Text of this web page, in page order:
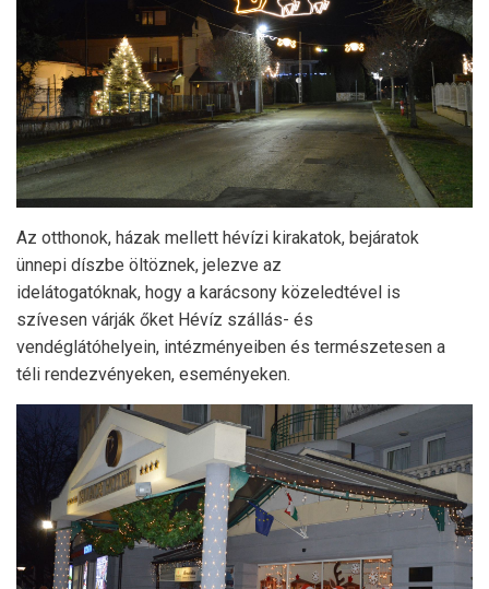
Az otthonok, házak mellett hévízi kirakatok, bejáratok
ünnepi díszbe öltöznek, jelezve az
idelátogatóknak, hogy a karácsony közeledtével is
szívesen várják őket Hévíz szállás- és
vendéglátóhelyein, intézményeiben és természetesen a
téli rendezvényeken, eseményeken.